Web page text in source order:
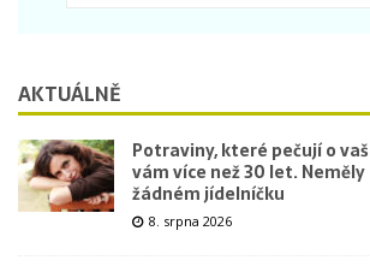
AKTUÁLNĚ
Potraviny, které pečují o
vám více než 30 let.
žádném jídelníčku
8. srpna 2026